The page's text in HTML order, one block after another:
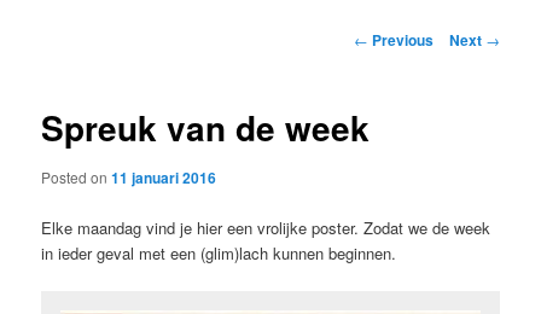
content
Post
← Previous Next →
Spreuk van de week
Posted on11 januari 2016
Elke maandag vind je hier een vrolijke poster. Zodat we de week
in ieder geval met een (glim)lach kunnen beginnen.